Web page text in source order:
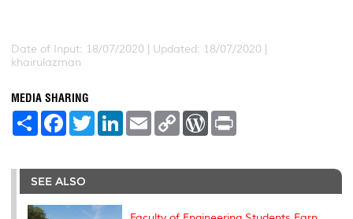
Date of Input: 18/07/2020 | Updated: 18/07/2020 |
khairulazman
MEDIA SHARING
S
e
F
a
b
o
o
k
T
w
t
r
L
e
I
E
m
l
C
L
n
W
P
e
t
SEE ALSO